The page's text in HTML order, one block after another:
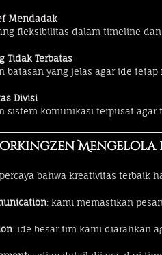
Mendadak
fleksibilitas dalam timeline
Tidak Terbatas
batasan yang jelas agar ide
Divisi
sistem komunikasi terpusat agar
Mengelola
bahwa kreativitas terbaik
: kami memastikan
: ide besar tim kami diarahkan